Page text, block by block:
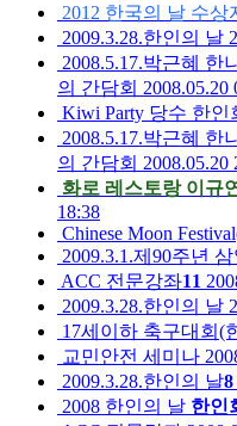
2012 한국의 날 수상
2009.3.28.한인의 날
2008.5.17.박근혜
의 간담회 2008.05.20
Kiwi Party 당수 한인
2008.5.17.박근혜
의 간담회 2008.05.20
화로 레스토랑 이규
18:38
Chinese Moon
2009.3.1.제90주년
ACC 전문강좌11
2009.3.28.한인의 날
17세이하 축구대회(
교민안전 세미나
2009.3.28.한인의 날8
2008 한인의 날 한인